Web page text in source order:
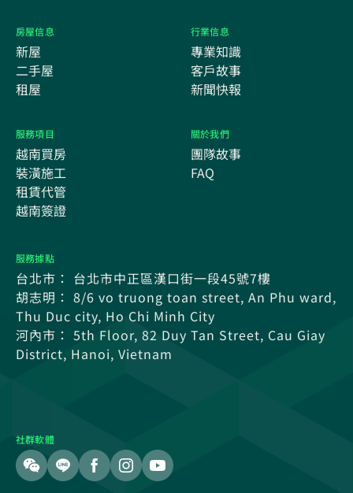
房屋信息
新屋
二手屋
租屋
行業信息
專業知識
客戶故事
新聞快報
服務項目
越南買房
裝潢施工
租賃代管
越南簽證
關於我們
團隊故事
FAQ
服務據點
台北市： 台北市中正區漢口街一段45號7樓
胡志明： 8/6 vo truong toan street, An Phu ward,
Thu Duc city, Ho Chi Minh City
河內市： 5th Floor, 82 Duy Tan Street, Cau Giay
District, Hanoi, Vietnam
社群軟體